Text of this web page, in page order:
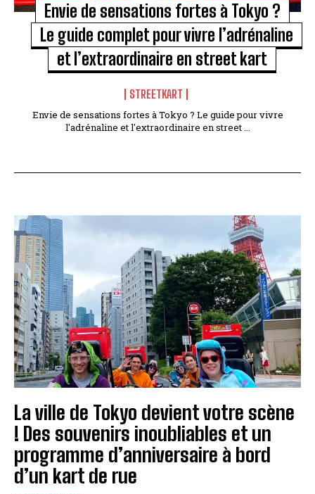
Envie de sensations fortes à Tokyo ?
Le guide complet pour vivre l’adrénaline
et l’extraordinaire en street kart
STREETKART
Envie de sensations fortes à Tokyo ? Le guide pour vivre
l'adrénaline et l'extraordinaire en street ...
La ville de Tokyo devient votre scène
! Des souvenirs inoubliables et un
programme d’anniversaire à bord
d’un kart de rue